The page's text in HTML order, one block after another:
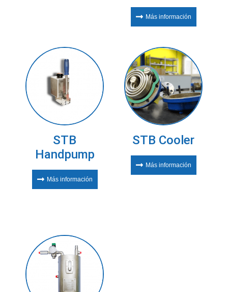
Más información
STB
Handpump
Más información
STB Cooler
Más información